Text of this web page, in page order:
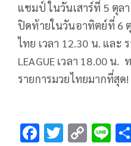
แชมป์ ในวันเสาร์ที่ 5 ตุล
ปิดท้ายในวันอาทิตย์ที่ 6
ไทย เวลา 12.30 น. และ
LEAGUE เวลา 18.00 น.
รายการมวยไทยมากที่สุด!
F T C Li